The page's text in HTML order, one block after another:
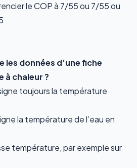
le COP à 7/55 ou 7/55 ou
données d’une fiche
à chaleur ?
toujours la température
la température de l’eau en
température, par exemple sur